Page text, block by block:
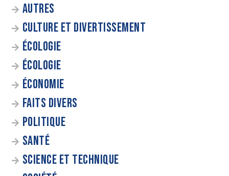
AUTRES
CULTURE ET DIVERTISSEMENT
ÉCOLOGIE
ÉCOLOGIE
ÉCONOMIE
FAITS DIVERS
POLITIQUE
SANTÉ
SCIENCE ET TECHNIQUE